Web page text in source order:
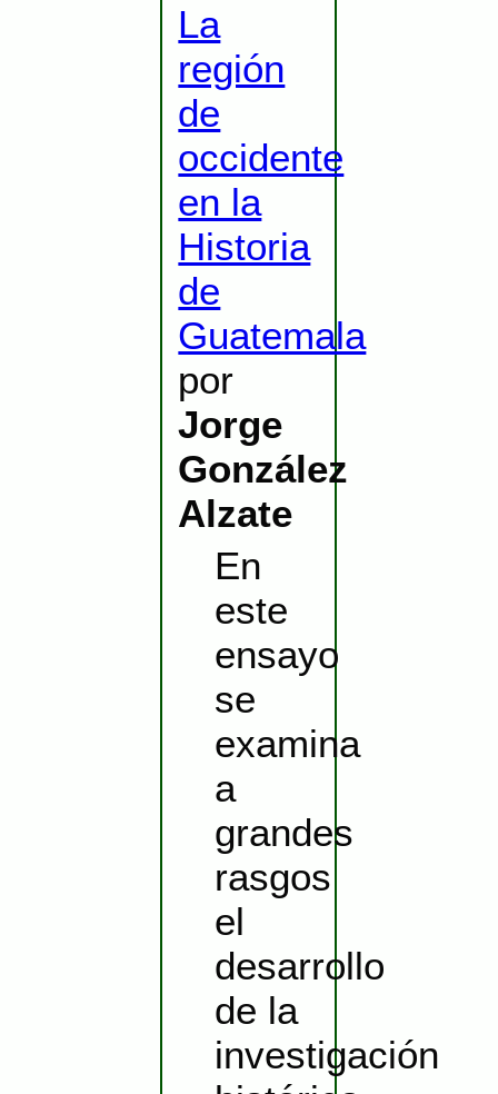
La
región
de
occidente
en la
Historia
de
Guatemala
por
Jorge
González
Alzate
En
este
ensayo
se
examina
a
grandes
rasgos
el
desarrollo
de la
investigación